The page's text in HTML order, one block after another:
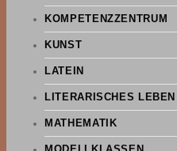
KOMPETENZZENTRUM
KUNST
LATEIN
LITERARISCHES LEBEN
MATHEMATIK